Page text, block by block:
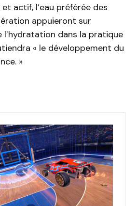
actif, l’eau préférée des
appuieront sur
l’hydratation dans la pratique
« le développement du
»